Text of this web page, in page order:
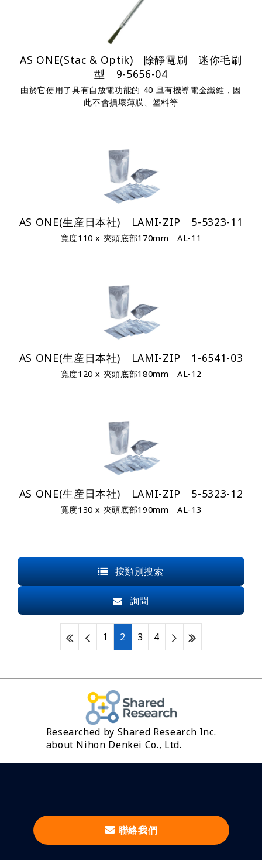
AS ONE(Stac & Optik) 除靜電刷 迷你毛刷
型 9-5656-04
由於它使用了具有自放電功能的 40 旦有機導電金纖維，因
此不會損壞薄膜、塑料等
AS ONE(生産日本社) LAMI-ZIP 5-5323-11
寬度110 x 夾頭底部170mm AL-11
AS ONE(生産日本社) LAMI-ZIP 1-6541-03
寬度120 x 夾頭底部180mm AL-12
AS ONE(生産日本社) LAMI-ZIP 5-5323-12
寬度130 x 夾頭底部190mm AL-13
按類別搜索
詢問
1 2 3 4
Researched by Shared Research Inc.
about Nihon Denkei Co., Ltd.
聯絡我們